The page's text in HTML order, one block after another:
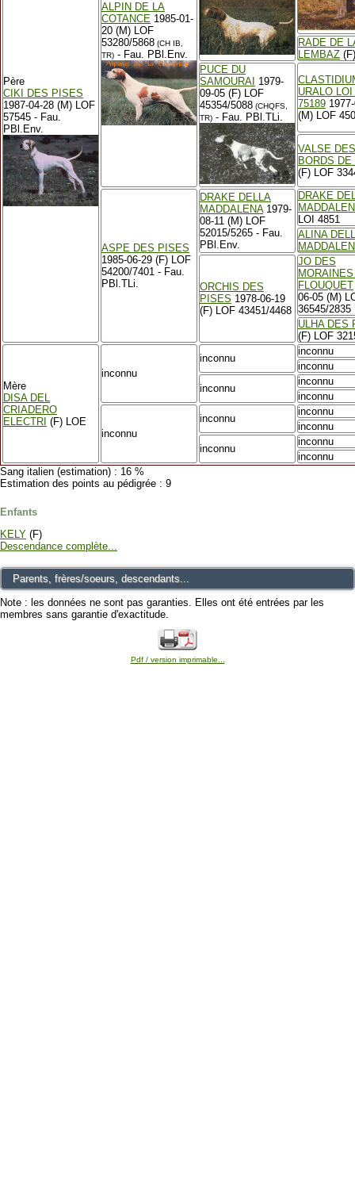
Père
CIKI DES PISES
1987-04-28 (M) LOF
57545 - Fau.
PBl.Env.
ALPIN DE LA
COTANCE 1985-01-
20 (M) LOF
53280/5868 (CH IB,
TR) - Fau. PBl.Env.
RADE DE
LEMBAZ (F)
PUCE DU
SAMOURAI 1979-
09-05 (F) LOF
45354/5088 (CHQFS,
TR) - Fau. PBl.TLi.
URALO
75189
(M) LOF
VALSE DES
BORDS
(F) LOF
ASPE DES PISES
1985-06-29 (F) LOF
54200/7401 - Fau.
PBl.TLi.
DRAKE DELLA
MADDALENA1979-
08-11 (M) LOF
52015/5265 - Fau.
PBl.Env.
DRAKE
LOI 4851
ALINA
ORCHIS DES
PISES 1978-06-19
(F) LOF 43451/4468
JO DES
FLOUQUET
06-05 (M)
36545/2835
ULHA DES
(F) LOF
Mère
DISA DEL
CRIADERO
ELECTRI (F) LOE
inconnu
inconnu
inconnu
inconnu
inconnu
inconnu
inconnu
inconnu
inconnu
inconnu
inconnu
inconnu
inconnu
inconnu
Sang italien (estimation) : 16 %
Estimation des points au pédigrée : 9
Enfants
KELY (F)
Descendance complète...
Parents, frères/soeurs, descendants...
Note : les données ne sont pas garanties. Elles ont été entrées par les
membres sans garantie d'exactitude.
Pdf / version imprimable...